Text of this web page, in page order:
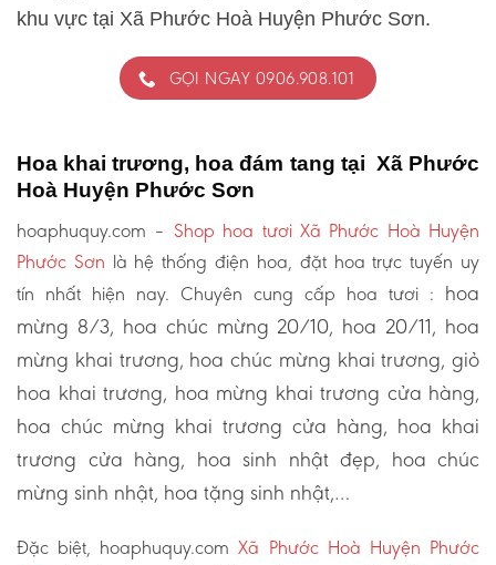
khu vực tại Xã Phước Hoà Huyện Phước Sơn.
GỌI NGAY 0906.908.101
Hoa khai trương, hoa đám tang tại Xã Phước
Hoà Huyện Phước Sơn
hoaphuquy.com – Shop hoa tươi Xã Phước Hoà Huyện
Phước Sơn là hệ thống điện hoa, đặt hoa trực tuyến uy
tín nhất hiện nay. Chuyên cung cấp hoa tươi : hoa
mừng 8/3, hoa chúc mừng 20/10, hoa 20/11, hoa
mừng khai trương, hoa chúc mừng khai trương, giỏ
hoa khai trương, hoa mừng khai trương cửa hàng,
hoa chúc mừng khai trương cửa hàng, hoa khai
trương cửa hàng, hoa sinh nhật đẹp, hoa chúc
mừng sinh nhật, hoa tặng sinh nhật,…
Đặc biệt, hoaphuquy.com Xã Phước Hoà Huyện Phước